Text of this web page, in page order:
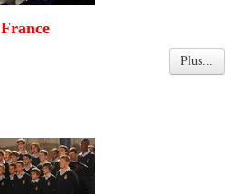
France
Plus...